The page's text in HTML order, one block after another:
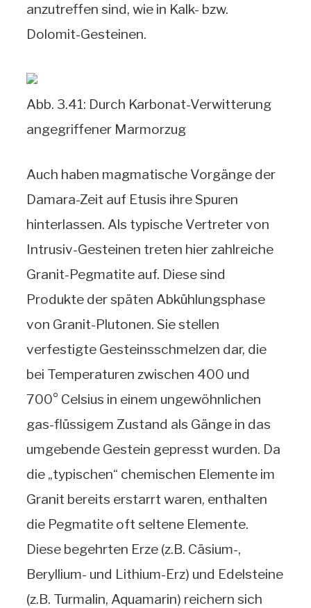
anzutreffen sind, wie in Kalk- bzw.
Dolomit-Gesteinen.
Abb. 3.41: Durch Karbonat-Verwitterung
angegriffener Marmorzug
Auch haben magmatische Vorgänge der
Damara-Zeit auf Etusis ihre Spuren
hinterlassen. Als typische Vertreter von
Intrusiv-Gesteinen treten hier zahlreiche
Granit-Pegmatite auf. Diese sind
Produkte der späten Abkühlungsphase
von Granit-Plutonen. Sie stellen
verfestigte Gesteinsschmelzen dar, die
bei Temperaturen zwischen 400 und
700° Celsius in einem ungewöhnlichen
gas-flüssigem Zustand als Gänge in das
umgebende Gestein gepresst wurden. Da
die „typischen“ chemischen Elemente im
Granit bereits erstarrt waren, enthalten
die Pegmatite oft seltene Elemente.
Diese begehrten Erze (z.B. Cäsium-,
Beryllium- und Lithium-Erz) und Edelsteine
(z.B. Turmalin, Aquamarin) reichern sich